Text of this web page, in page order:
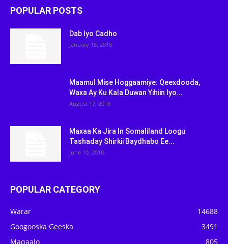
POPULAR POSTS
Dab Iyo Cadho
January 18, 2018
Maamul Mise Hoggaamiye: Qeexdooda,
Waxa Ay Ku Kala Duwan Yihiin Iyo...
August 17, 2018
Maxaa Ka Jira In Somaliland Loogu
Tashaday Shirkii Baydhabo Ee...
June 10, 2018
POPULAR CATEGORY
Warar
14688
Googooska Geeska
3491
Maqaalo
805